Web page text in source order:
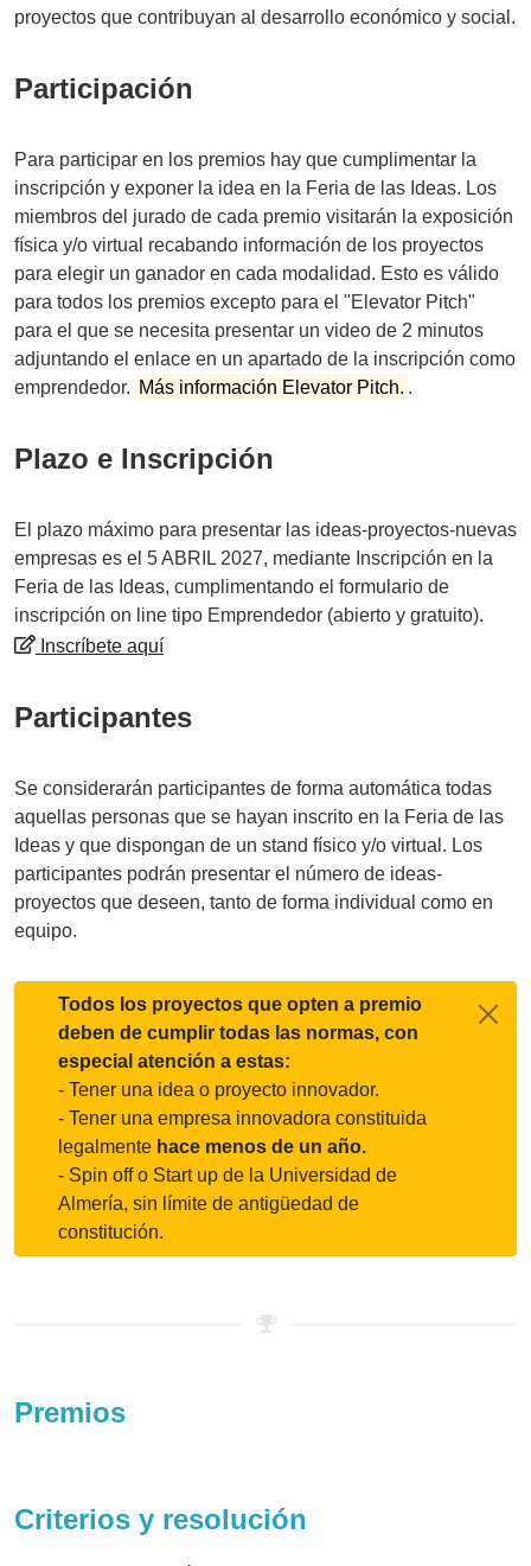
proyectos que contribuyan al desarrollo económico y social.
Participación
Para participar en los premios hay que cumplimentar la
inscripción y exponer la idea en la Feria de las Ideas. Los
miembros del jurado de cada premio visitarán la exposición
física y/o virtual recabando información de los proyectos
para elegir un ganador en cada modalidad. Esto es válido
para todos los premios excepto para el "Elevator Pitch"
para el que se necesita presentar un video de 2 minutos
adjuntando el enlace en un apartado de la inscripción como
emprendedor. Más información Elevator Pitch. .
Plazo e Inscripción
El plazo máximo para presentar las ideas-proyectos-nuevas
empresas es el 5 ABRIL 2027, mediante Inscripción en la
Feria de las Ideas, cumplimentando el formulario de
inscripción on line tipo Emprendedor (abierto y gratuito).
Inscríbete aquí
Participantes
Se considerarán participantes de forma automática todas
aquellas personas que se hayan inscrito en la Feria de las
Ideas y que dispongan de un stand físico y/o virtual. Los
participantes podrán presentar el número de ideas-
proyectos que deseen, tanto de forma individual como en
equipo.
Todos los proyectos que opten a premio
deben de cumplir todas las normas, con
especial atención a estas:
- Tener una idea o proyecto innovador.
- Tener una empresa innovadora constituida
legalmente hace menos de un año.
- Spin off o Start up de la Universidad de
Almería, sin límite de antigüedad de
constitución.
Premios
Criterios y resolución